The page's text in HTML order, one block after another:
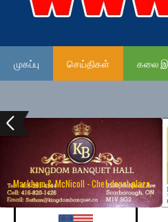
முகப்பு செய்திகள் கலை
Markham & McNicoll - Chef depot plaza
UK (London)